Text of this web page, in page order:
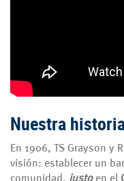
Nuestra
En 1906, TS Grayson y
visión: establecer un
comunidad, justoen el